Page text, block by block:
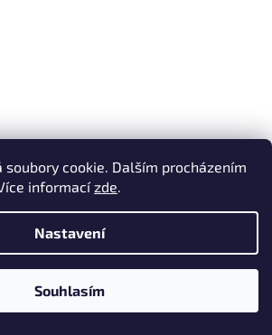
soubory cookie. Dalším procházením
informacízde.
Nastavení
Souhlasím
lampa
D50
-
Venkovní stojací lampa
Ipotesi pt h50 -
IDEALLUX